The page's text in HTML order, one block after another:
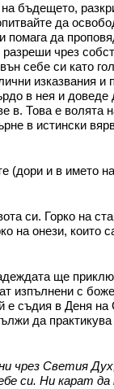
бъдещето,
да
да
чрез
себе си като
изказвания и
в нея и
в. Това е волята
в истински
(дори и в името
си. Горко на
на онези, които
ще
изпълнени с
е съдия в Деня
да
Светия
си. Ни карат да